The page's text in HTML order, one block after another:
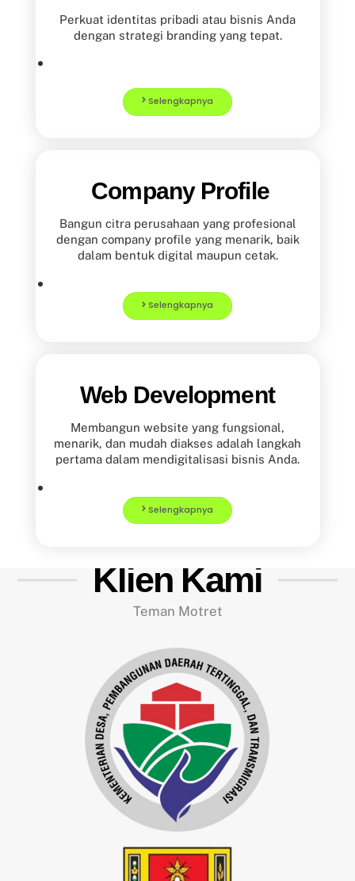
Perkuat identitas pribadi atau bisnis Anda
dengan strategi branding yang tepat.
Selengkapnya
Company Profile
Bangun citra perusahaan yang profesional
dengan company profile yang menarik, baik
dalam bentuk digital maupun cetak.
Selengkapnya
Web Development
Membangun website yang fungsional,
menarik, dan mudah diakses adalah langkah
pertama dalam mendigitalisasi bisnis Anda.
Selengkapnya
Klien Kami
Teman Motret